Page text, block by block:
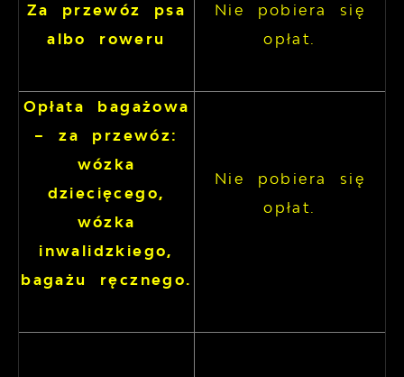
Za przewóz psa
albo roweru
Nie pobiera się
opłat.
Opłata bagażowa
– za przewóz:
wózka
dziecięcego,
wózka
inwalidzkiego,
bagażu ręcznego.
Nie pobiera się
opłat.